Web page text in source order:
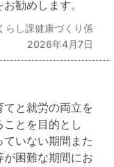
勧めします。
らし課健康づくり係
2026年4月7日
と就労の両立を
とを目的とし
いない期間また
困難な期間にお